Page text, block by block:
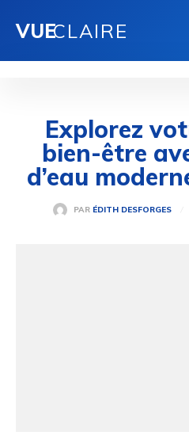
VUECLAIRE
Explorez
bien-être
d’eau
PAR ÉDITH DESFORGES